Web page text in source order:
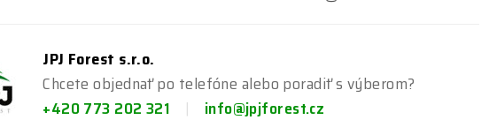
JPJ Forest s.r.o.
Chcete objednať po telefóne alebo poradiť s výberom?
+420 773 202 321
info@jpjforest.cz